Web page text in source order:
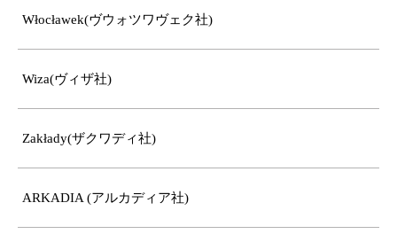
Włocławek(ヴウォツワヴェク社)
Wiza(ヴィザ社)
Zakłady(ザクワディ社)
ARKADIA (アルカディア社)